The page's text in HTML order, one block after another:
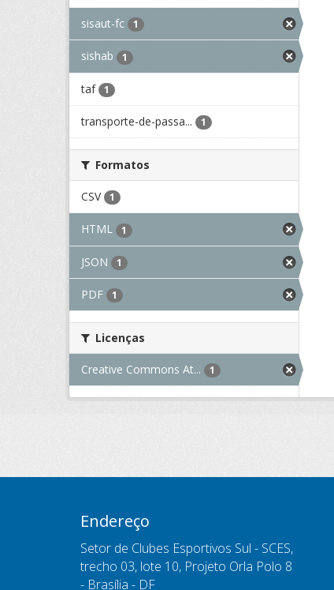
sisaut-fc 1
sishab 1
taf 1
transporte-de-passa... 1
Formatos
CSV 1
HTML 1
JSON 1
PDF 1
Licenças
Creative Commons At... 1
Endereço
Setor de Clubes Esportivos Sul - SCES,
trecho 03, lote 10, Projeto Orla Polo 8
- Brasília - DF